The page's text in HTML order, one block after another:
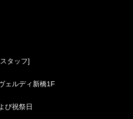
タッフ]
ェルディ新橋1F
び祝祭日